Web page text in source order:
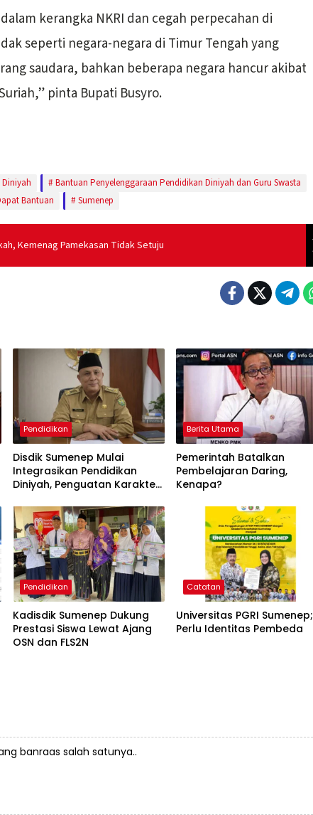
kerangka NKRI dan cegah perpecahan di
seperti negara-negara di Timur Tengah yang
saudara, bahkan beberapa negara hancur akibat
pinta Bupati Busyro.
Bantuan Penyelenggaraan Pendidikan Diniyah dan Guru Swasta
Bantuan
Sumenep
Kemenag Pamekasan Tidak Setuju
Pendidikan
Disdik Sumenep Mulai
Integrasikan Pendidikan
Diniyah, Penguatan Karakter
Berita Utama
Pemerintah Batalkan
Pembelajaran Daring,
Kenapa?
Pendidikan
Kadisdik Sumenep Dukung
Prestasi Siswa Lewat Ajang
OSN dan FLS2N
Catatan
Universitas PGRI Sumenep;
Perlu Identitas Pembeda
banraas salah satunya..